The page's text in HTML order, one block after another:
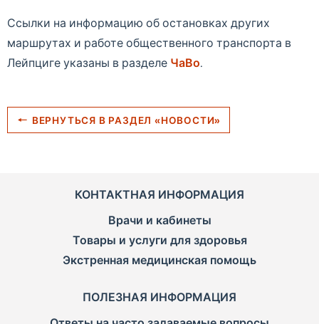
Ссылки на информацию об остановках других
маршрутах и работе общественного транспорта в
Лейпциге указаны в разделе ЧаВо.
ВЕРНУТЬСЯ В РАЗДЕЛ «НОВОСТИ»
КОНТАКТНАЯ ИНФОРМАЦИЯ
Врачи и кабинеты
Товары и услуги для здоровья
Экстренная медицинская помощь
ПОЛЕЗНАЯ ИНФОРМАЦИЯ